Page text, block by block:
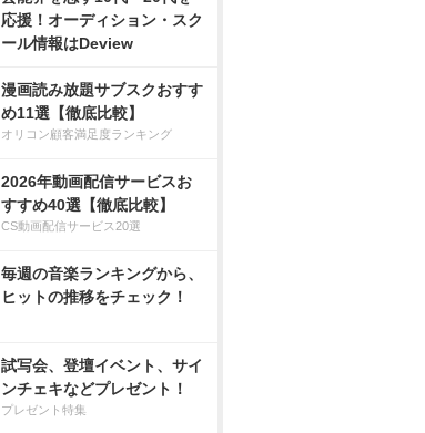
応援！オーディション・スク
ール情報はDeview
漫画読み放題サブスクおすす
め11選【徹底比較】
オリコン顧客満足度ランキング
2026年動画配信サービスお
すすめ40選【徹底比較】
CS動画配信サービス20選
毎週の音楽ランキングから、
ヒットの推移をチェック！
試写会、登壇イベント、サイ
ンチェキなどプレゼント！
プレゼント特集